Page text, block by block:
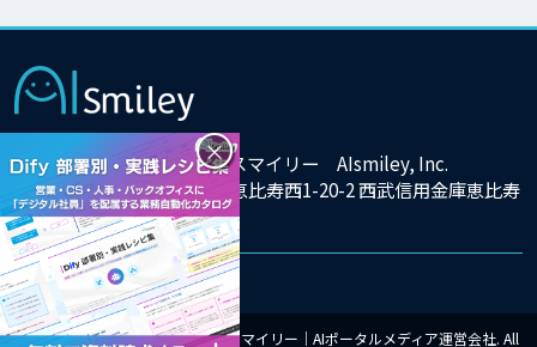
株式会社アイスマイリー AIsmiley, Inc.
東京都渋谷区恵比寿西1-20-2 西武信用金庫恵比寿
ビル9F
© Copyright 2025 株式会社アイスマイリー｜AIポータルメディア運営会社. All
×